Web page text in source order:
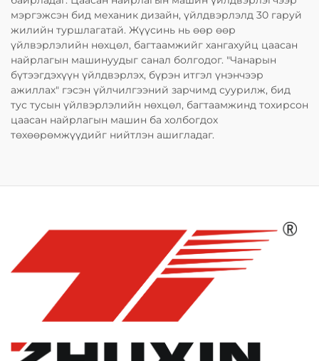
мэргэжсэн бид механик дизайн, үйлдвэрлэлд 30 гаруй
жилийн туршлагатай. Жүүсинь нь өөр өөр
үйлвэрлэлийн нөхцөл, багтаамжийг хангахуйц цаасан
найрлагын машинуудыг санал болгодог. "Чанарын
бүтээгдэхүүн үйлдвэрлэх, бүрэн итгэл үнэнчээр
ажиллах" гэсэн үйлчилгээний зарчимд суурилж, бид
тус тусын үйлвэрлэлийн нөхцөл, багтаамжинд тохирсон
цаасан найрлагын машин ба холбогдох
төхөөрөмжүүдийг нийтлэн ашигладаг.